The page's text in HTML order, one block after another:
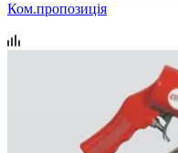
Ком.пропозиція